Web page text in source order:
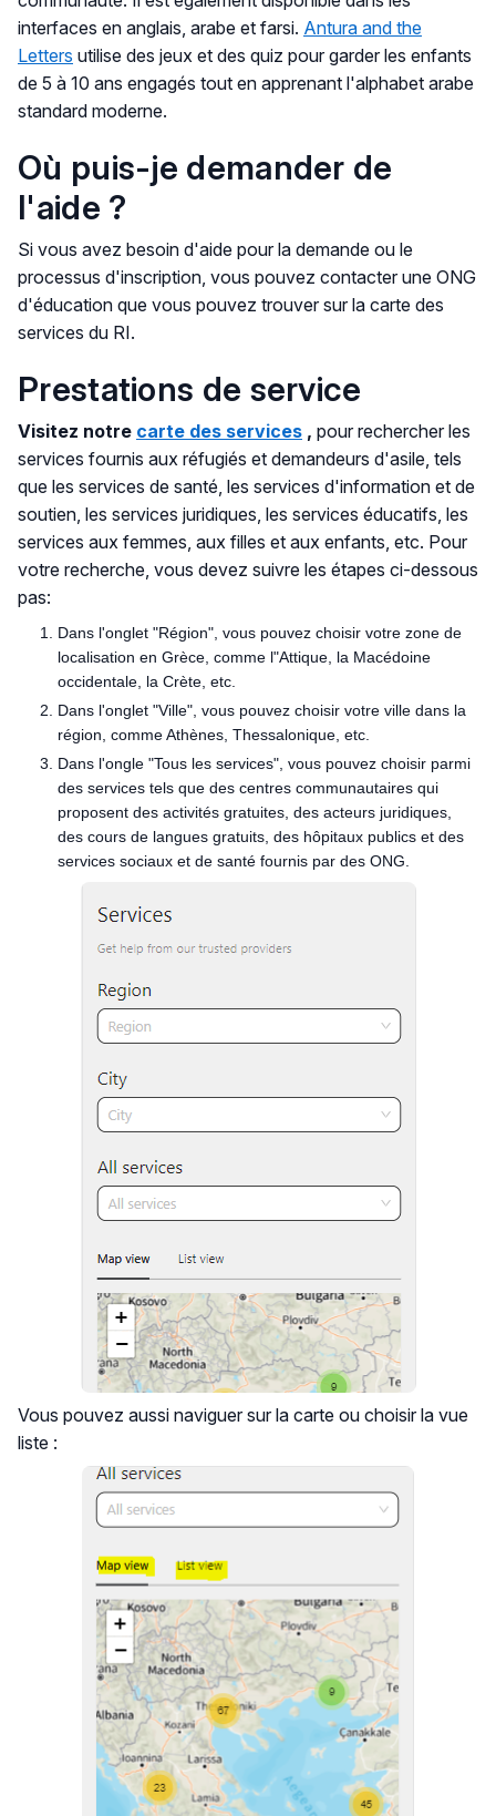
interfaces en anglais, arabe et farsi. Antura and the
Letters utilise des jeux et des quiz pour garder les enfants
de 5 à 10 ans engagés tout en apprenant l'alphabet arabe
standard moderne.
Où puis-je demander de
l'aide ?
Si vous avez besoin d'aide pour la demande ou le
processus d'inscription, vous pouvez contacter une ONG
d'éducation que vous pouvez trouver sur la carte des
services du RI.
Prestations de service
Visitez notre carte des services , pour rechercher les
services fournis aux réfugiés et demandeurs d'asile, tels
que les services de santé, les services d'information et de
soutien, les services juridiques, les services éducatifs, les
services aux femmes, aux filles et aux enfants, etc. Pour
votre recherche, vous devez suivre les étapes ci-dessous
pas:
Dans l'onglet "Région", vous pouvez choisir votre zone de
localisation en Grèce, comme l"Attique, la Macédoine
occidentale, la Crète, etc.
Dans l'onglet "Ville", vous pouvez choisir votre ville dans la
région, comme Athènes, Thessalonique, etc.
Dans l'ongle "Tous les services", vous pouvez choisir parmi
des services tels que des centres communautaires qui
proposent des activités gratuites, des acteurs juridiques,
des cours de langues gratuits, des hôpitaux publics et des
services sociaux et de santé fournis par des ONG.
Vous pouvez aussi naviguer sur la carte ou choisir la vue
liste :